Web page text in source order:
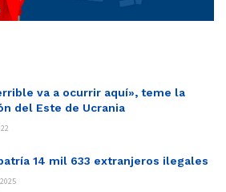
va a ocurrir aquí», teme la
del Este de Ucrania
14 mil 633 extranjeros ilegales